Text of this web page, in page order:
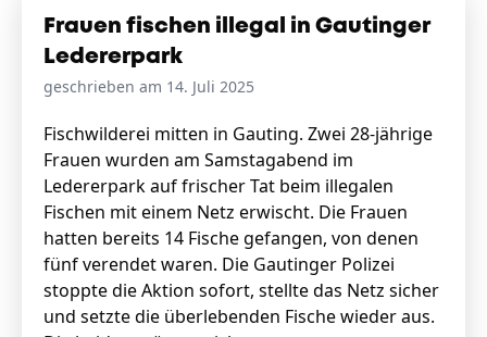
Frauen fischen illegal in Gautinger
Ledererpark
geschrieben am 14. Juli 2025
Fischwilderei mitten in Gauting. Zwei 28-jährige
Frauen wurden am Samstagabend im
Ledererpark auf frischer Tat beim illegalen
Fischen mit einem Netz erwischt. Die Frauen
hatten bereits 14 Fische gefangen, von denen
fünf verendet waren. Die Gautinger Polizei
stoppte die Aktion sofort, stellte das Netz sicher
und setzte die überlebenden Fische wieder aus.